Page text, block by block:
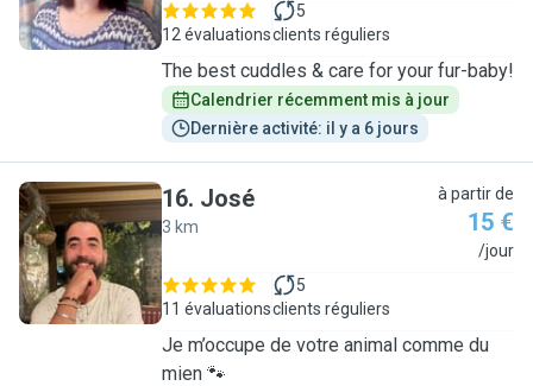
12 évaluations
5
clients réguliers
The best cuddles & care for your fur-baby!
Calendrier récemment mis à jour
Dernière activité: il y a 6 jours
J
16. José
3 km
à partir de
15 €
/jour
11 évaluations
5
clients réguliers
Je m’occupe de votre animal comme du
mien 🐾